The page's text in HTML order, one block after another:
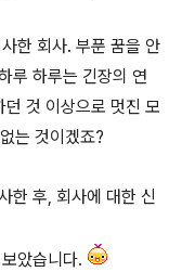
한 회사. 부푼 꿈을 안
루 하루는 긴장의 연
것 이상으로 멋진 모
는 것이겠죠?
한 후, 회사에 대한 신
았습니다.